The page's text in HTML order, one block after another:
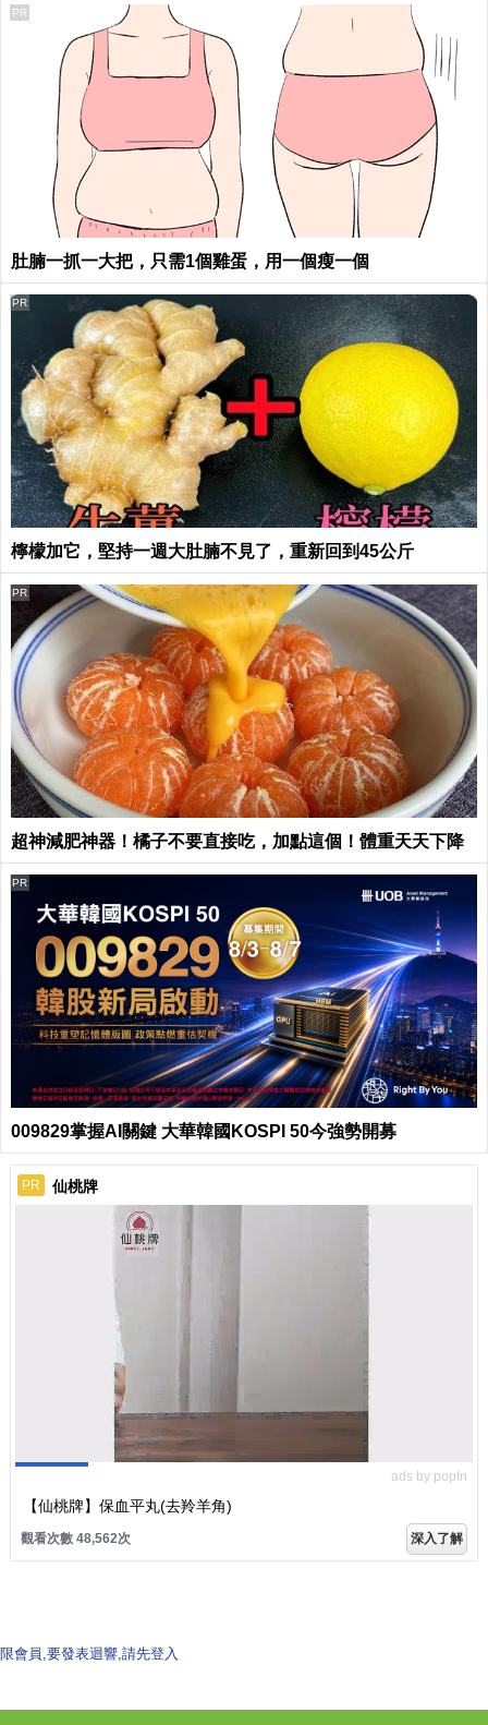
肚腩一抓一大把，只需1個雞蛋，用一個瘦一個
PR
檸檬加它，堅持一週大肚腩不見了，重新回到45公斤
PR
超神減肥神器！橘子不要直接吃，加點這個！體重天天下降
PR
009829掌握AI關鍵 大華韓國KOSPI 50今強勢開募
PR
PR 仙桃牌
ads by popIn
【仙桃牌】保血平丸(去羚羊角)
觀看次數 48,562次 深入了解
限會員,要發表迴響,請先登入